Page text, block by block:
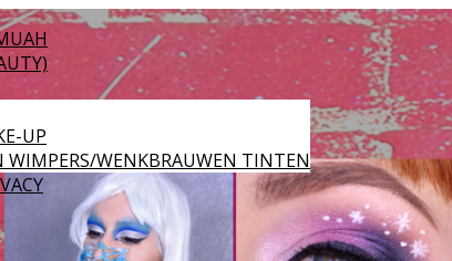
UP
WIMPERS/WENKBRAUWEN TINTEN